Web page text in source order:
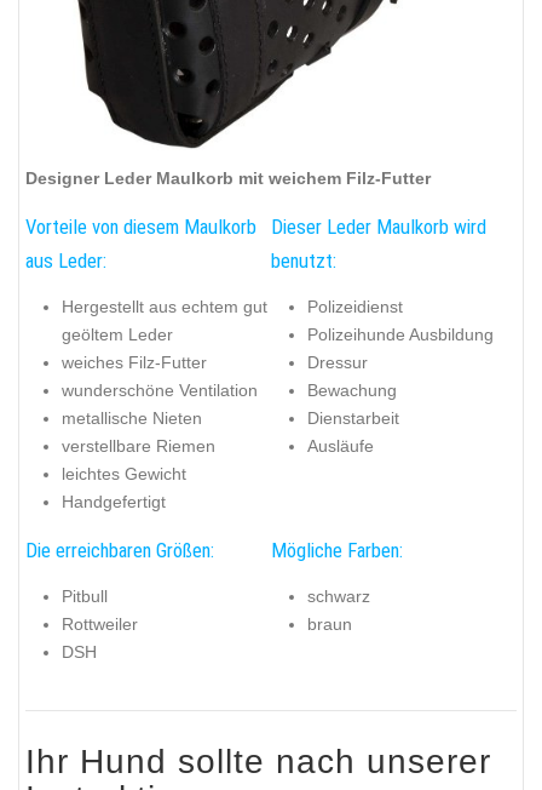
Designer Leder Maulkorb mit weichem Filz-Futter
Vorteile von diesem Maulkorb
aus Leder:
Hergestellt aus echtem gut
geöltem Leder
weiches Filz-Futter
wunderschöne Ventilation
metallische Nieten
verstellbare Riemen
leichtes Gewicht
Handgefertigt
Dieser Leder Maulkorb wird
benutzt:
Polizeidienst
Polizeihunde Ausbildung
Dressur
Bewachung
Dienstarbeit
Ausläufe
Die erreichbaren Größen:
Pitbull
Rottweiler
DSH
Mögliche Farben:
schwarz
braun
Ihr Hund sollte nach unserer